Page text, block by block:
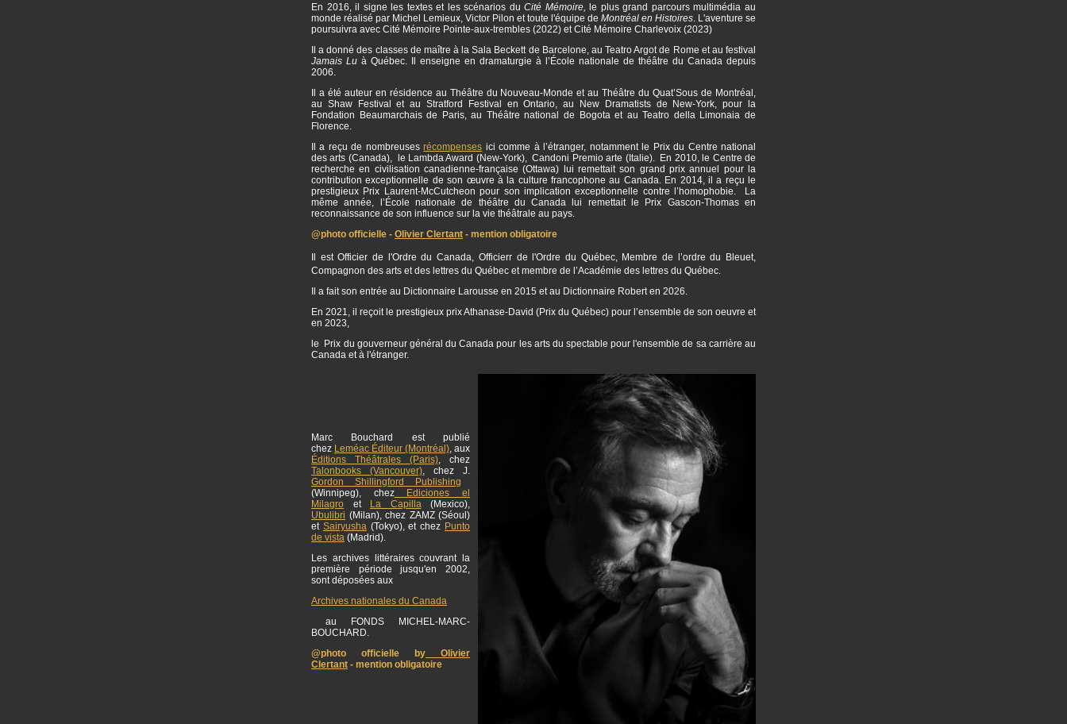
En 2016, il signe les textes et les scénarios duCité Mémoire,le plus grand parcours multimédia au
monde réalisé par Michel Lemieux, Victor Pilon et toute l'équipe de Montréal en Histoires . L'aventure se
poursuivra avec Cité Mémoire Pointe-aux-trembles (2022) et Cité Mémoire Charlevoix (2023)
Il a donné des classes de maître à la Sala Beckett de Barcelone, au Teatro Argot de Rome et au festival
Jamais Lu à Québec. Il enseigne en dramaturgie à l’École nationale de théâtre du Canada depuis
2006.
Il a été auteur en résidence au Théâtre du Nouveau-Monde et au Théâtre du Quat’Sous de Montréal,
au Shaw Festival et au Stratford Festival en Ontario, au New Dramatists de New-York, pour la
Fondation Beaumarchais de Paris, au Théâtre national de Bogota et au Teatro della Limonaia de
Florence.
Il a reçu de nombreusesrécompenses ici comme à l’étranger, notamment le Prix du Centre national
des arts (Canada), le Lambda Award (New-York), Candoni Premio arte (Italie). En 2010, le Centre de
recherche en civilisation canadienne-française (Ottawa) lui remettait son grand prix annuel pour la
contribution exceptionnelle de son œuvre à la culture francophone au Canada. En 2014, il a reçu le
prestigieux Prix Laurent-McCutcheon pour son implication exceptionnelle contre l’homophobie. La
même année, l’École nationale de théâtre du Canada lui remettait le Prix Gascon-Thomas en
reconnaissance de son influence sur la vie théâtrale au pays.
@photo officielle - Olivier Clertant - mention obligatoire
Il est Officier de l'Ordre du Canada, Officierr de l'Ordre du Québec, Membre de l’ordre du Bleuet,
Compagnon des arts et des lettres du Québec et membre de l’Académie des lettres du Québec.
Il a fait son entrée au Dictionnaire Larousse en 2015 et au Dictionnaire Robert en 2026.
En 2021, il reçoit le prestigieux prix Athanase-David (Prix du Québec) pour l’ensemble de son oeuvre et
en 2023,
le Prix du gouverneur général du Canada pour les arts du spectable pour l'ensemble de sa carrière au
Canada et à l'étranger.
Marc Bouchard est publié
chez Leméac Éditeur (Montréal), aux
Éditions Théâtrales (Paris), chez
Talonbooks (Vancouver), chez J.
Gordon Shillingford Publishing
(Winnipeg), chezEdiciones el
Milagro et La Capilla(Mexico),
Ubulibri (Milan), chez ZAMZ (Séoul)
et Sairyusha(Tokyo), et chez Punto
de vista (Madrid).
Les archives littéraires couvrant la
première période jusqu'en 2002,
sont déposées aux
Archives nationales du Canada
au FONDS MICHEL-MARC-
BOUCHARD.
@photo officielle by Olivier
Clertant - mention obligatoire